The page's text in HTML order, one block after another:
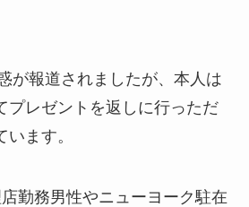
が報道されましたが、本人は
プレゼントを返しに行っただ
ます。
勤務男性やニューヨーク駐在